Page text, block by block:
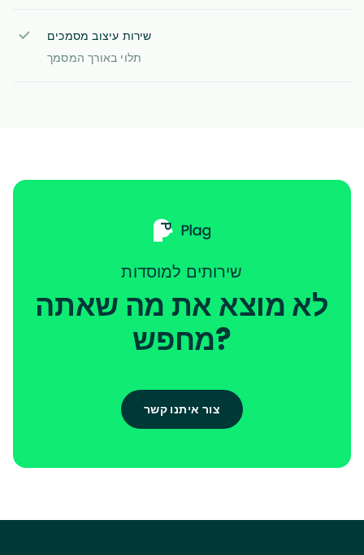
שירות עיצוב מסמכים
תלוי באורך המסמך
שירותים למוסדות
לא מוצא את מה שאתה
מחפש?
צור איתנו קשר